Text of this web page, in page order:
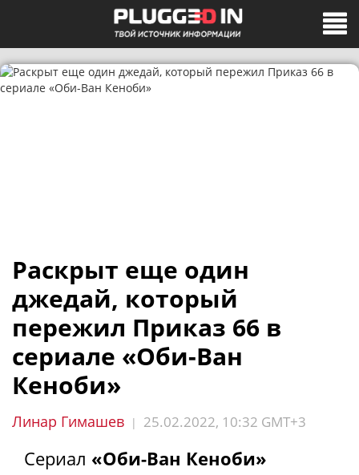
Раскрыт еще один
джедай, который
пережил Приказ 66 в
сериале «Оби-Ван
Кеноби»
Линар Гимашев | 25.02.2022, 10:32 GMT+3
Сериал «Оби-Ван Кеноби»